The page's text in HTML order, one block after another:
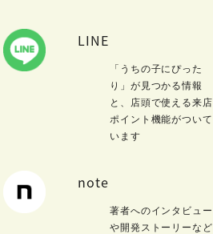
LINE
「うちの子にぴった
り」が見つかる情報
と、店頭で使える来店
ポイント機能がついて
います
note
著者へのインタビュー
や開発ストーリーなど